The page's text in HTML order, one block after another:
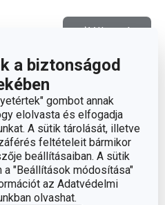
a biztonságod
gombot annak
elolvasta és elfogadja
A sütik tárolását, illetve
feltételeit bármikor
beállításaiban. A sütik
"Beállítások módosítása"
az Adatvédelmi
olvashat.
Válogatás